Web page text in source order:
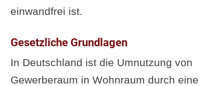
einwandfrei ist.
Gesetzliche Grundlagen
In Deutschland ist die Umnutzung von
Gewerberaum in Wohnraum durch eine